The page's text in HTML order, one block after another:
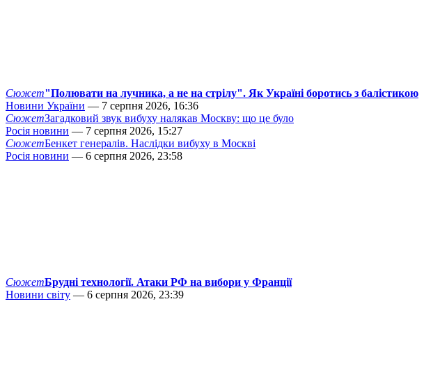
Сюжет"Полювати на лучника, а не на стрілу". Як Україні боротись з балістикою
Новини України — 7 серпня 2026, 16:36
СюжетЗагадковий звук вибуху налякав Москву: що це було
Росія новини — 7 серпня 2026, 15:27
СюжетБенкет генералів. Наслідки вибуху в Москві
Росія новини — 6 серпня 2026, 23:58
СюжетБрудні технології. Атаки РФ на вибори у Франції
Новини світу — 6 серпня 2026, 23:39